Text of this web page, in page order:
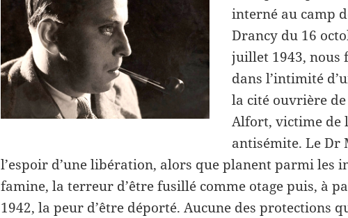
interné au camp
Drancy du 16
juillet 1943, nous
dans l’intimité
la cité ouvrière
Alfort, victime de
antisémite. Le Dr
l’espoir d’une libération, alors que planent parmi les
famine, la terreur d’être fusillé comme otage puis, à
1942, la peur d’être déporté. Aucune des protections